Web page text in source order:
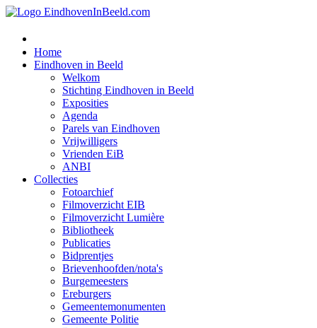
Home
Eindhoven in Beeld
Welkom
Stichting Eindhoven in Beeld
Exposities
Agenda
Parels van Eindhoven
Vrijwilligers
Vrienden EiB
ANBI
Collecties
Fotoarchief
Filmoverzicht EIB
Filmoverzicht Lumière
Bibliotheek
Publicaties
Bidprentjes
Brievenhoofden/nota's
Burgemeesters
Ereburgers
Gemeentemonumenten
Gemeente Politie